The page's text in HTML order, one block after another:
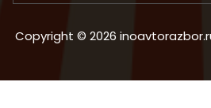
Copyright © 2026